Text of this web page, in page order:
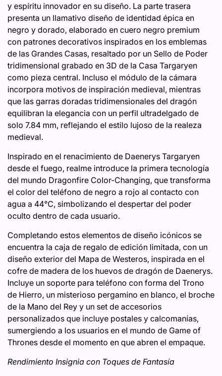
y espíritu innovador en su diseño. La parte trasera
presenta un llamativo diseño de identidad épica en
negro y dorado, elaborado en cuero negro premium
con patrones decorativos inspirados en los emblemas
de las Grandes Casas, resaltado por un Sello de Poder
tridimensional grabado en 3D de la Casa Targaryen
como pieza central. Incluso el módulo de la cámara
incorpora motivos de inspiración medieval, mientras
que las garras doradas tridimensionales del dragón
equilibran la elegancia con un perfil ultradelgado de
solo 7.84 mm, reflejando el estilo lujoso de la realeza
medieval.
Inspirado en el renacimiento de Daenerys Targaryen
desde el fuego, realme introduce la primera tecnología
del mundo Dragonfire Color-Changing, que transforma
el color del teléfono de negro a rojo al contacto con
agua a 44°C, simbolizando el despertar del poder
oculto dentro de cada usuario.
Completando estos elementos de diseño icónicos se
encuentra la caja de regalo de edición limitada, con un
diseño exterior del Mapa de Westeros, inspirada en el
cofre de madera de los huevos de dragón de Daenerys.
Incluye un soporte para teléfono con forma del Trono
de Hierro, un misterioso pergamino en blanco, el broche
de la Mano del Rey y un set de accesorios
personalizados que incluye postales y calcomanías,
sumergiendo a los usuarios en el mundo de Game of
Thrones desde el momento en que abren el empaque.
Rendimiento Insignia con Toques de Fantasía